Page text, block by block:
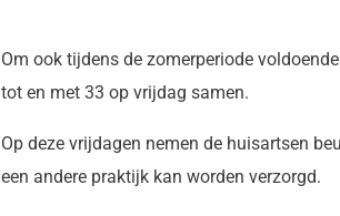
Om ook tijdens de zomerperiode
tot en met 33 op vrijdag samen.
Op deze vrijdagen nemen de huisartsen
een andere praktijk kan worden verzorgd.